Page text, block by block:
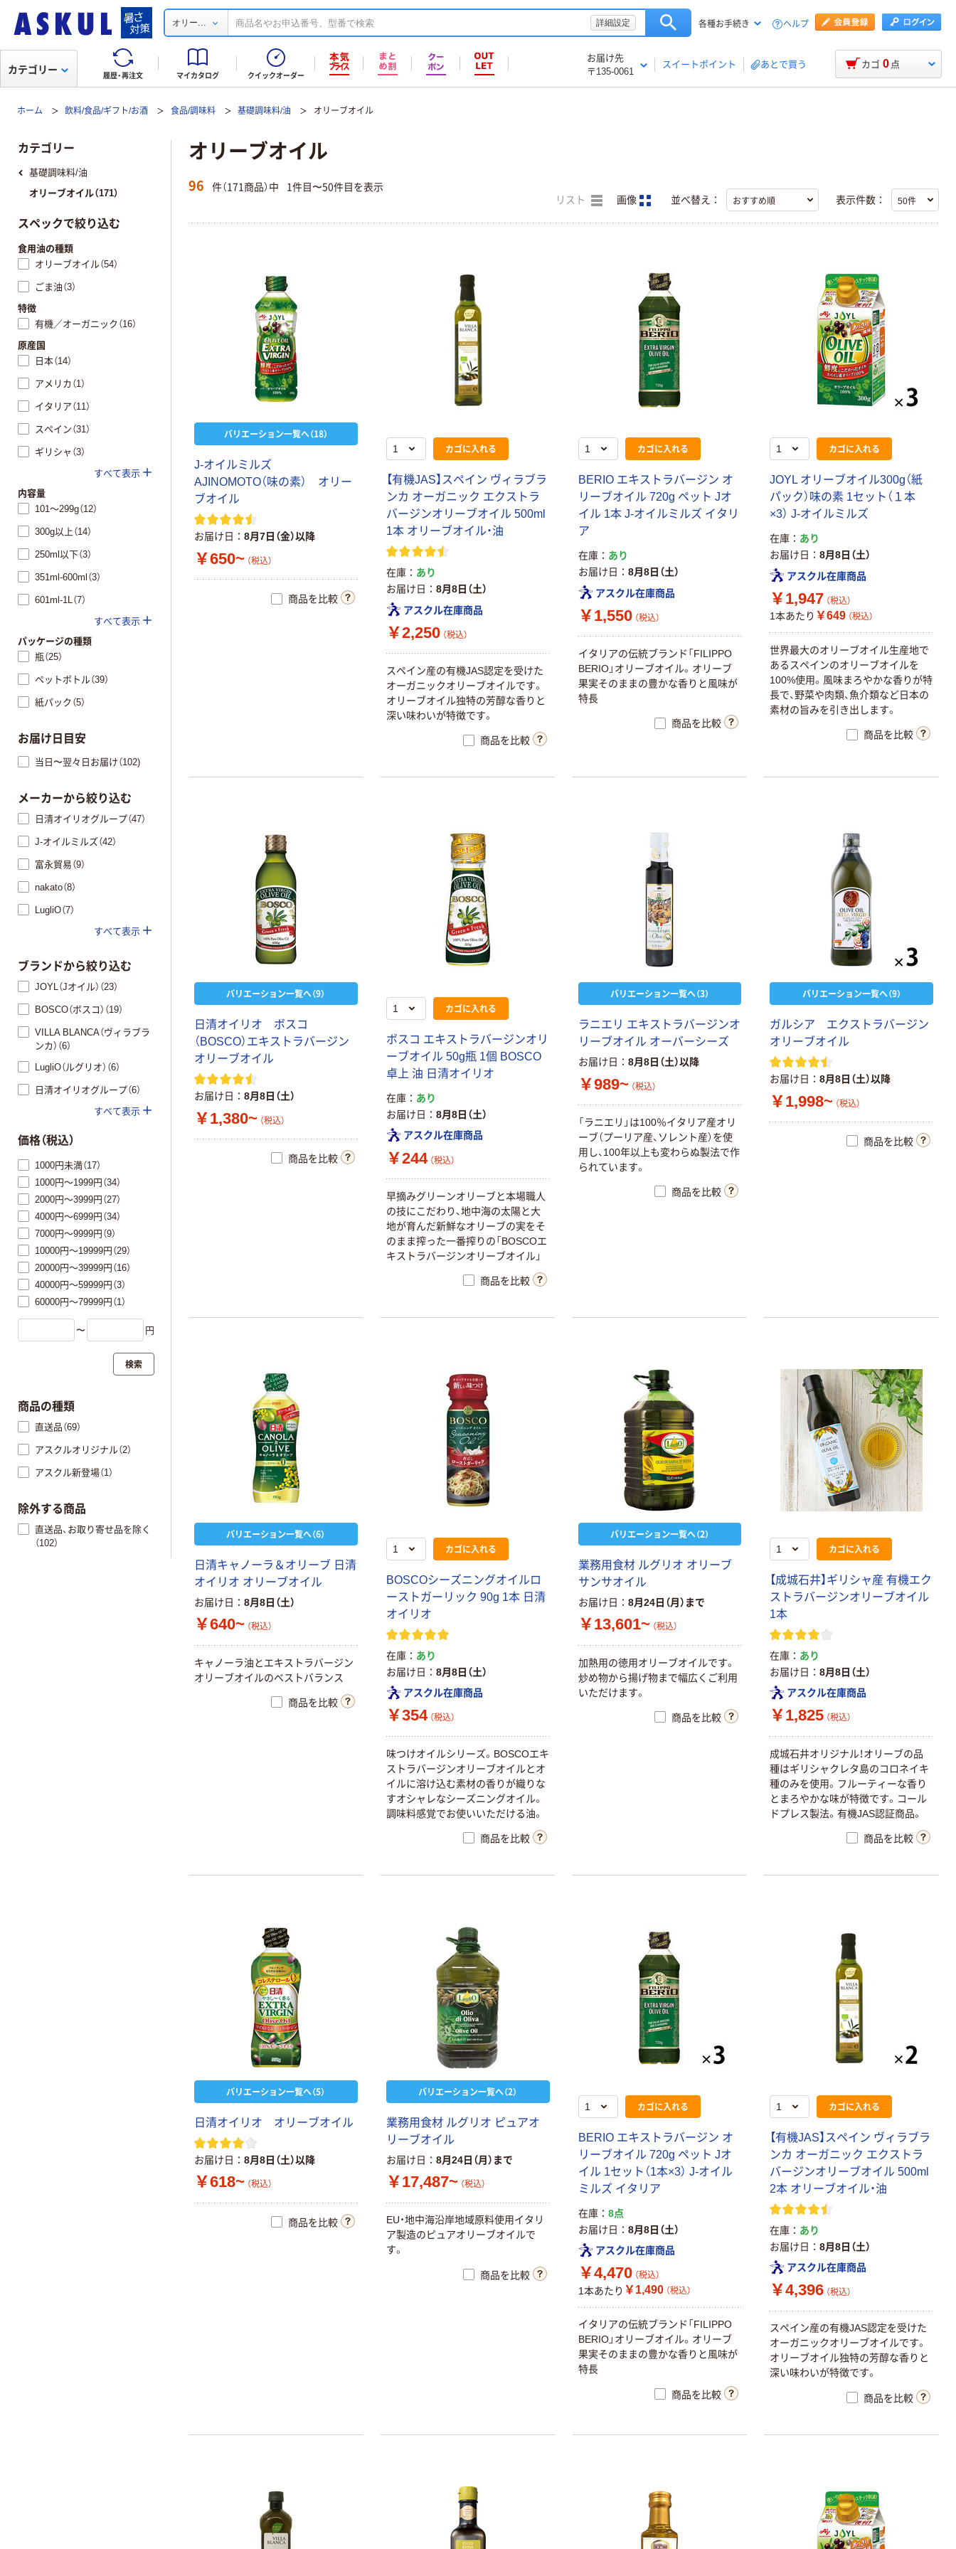
オリー... 詳細設定 各種お手続き ヘルプ
履歴・再注文 マイカタログ クイックオーダー
お届け先
〒135-0061
スイートポイント あとで買う
カテゴリー カゴ 0 点
ホーム 飲料/食品/ギフト/お酒 食品/調味料 基礎調味料/油 オリーブオイル
オリーブオイル
96 件（171商品）中 1件目〜50件目を表示
リスト 画像 並べ替え： 表示件数：
バリエーション一覧へ（18）
J-オイルミルズ
AJINOMOTO（味の素） オリー
ブオイル
お届け日 8月7日（金）以降
￥650~ （税込）
商品を比較
カゴに入れる
【有機JAS】スペイン ヴィラブラ
ンカ オーガニック エクストラ
バージンオリーブオイル 500ml
1本 オリーブオイル・油
在庫
あり
お届け日
8月8日（土）
アスクル在庫商品
￥2,250 （税込）
スペイン産の有機JAS認定を受けた
オーガニックオリーブオイルです。
オリーブオイル独特の芳醇な香りと
深い味わいが特徴です。
商品を比較
カゴに入れる
BERIO エキストラバージン オ
リーブオイル 720g ペット Jオ
イル 1本 J-オイルミルズ イタリ
ア
在庫
あり
お届け日
8月8日（土）
アスクル在庫商品
￥1,550 （税込）
イタリアの伝統ブランド「FILIPPO
BERIO」オリーブオイル。オリーブ
果実そのままの豊かな香りと風味が
特長
商品を比較
カゴに入れる
JOYL オリーブオイル300g（紙
パック）味の素 1セット（１本
×3） J-オイルミルズ
在庫
あり
お届け日
8月8日（土）
アスクル在庫商品
￥1,947 （税込）
1本あたり ￥649 （税込）
世界最大のオリーブオイル生産地で
あるスペインのオリーブオイルを
100%使用。風味まろやかな香りが特
長で、野菜や肉類、魚介類など日本の
素材の旨みを引き出します。
商品を比較
バリエーション一覧へ（9）
日清オイリオ ボスコ
（BOSCO）エキストラバージン
オリーブオイル
お届け日 8月8日（土）
￥1,380~ （税込）
商品を比較
カゴに入れる
ボスコ エキストラバージンオリ
ーブオイル 50g瓶 1個 BOSCO
卓上 油 日清オイリオ
在庫
あり
お届け日
8月8日（土）
アスクル在庫商品
￥244 （税込）
早摘みグリーンオリーブと本場職人
の技にこだわり、地中海の太陽と大
地が育んだ新鮮なオリーブの実をそ
のまま搾った一番搾りの「BOSCOエ
キストラバージンオリーブオイル」
商品を比較
バリエーション一覧へ（3）
ラニエリ エキストラバージンオ
リーブオイル オーバーシーズ
お届け日 8月8日（土）以降
￥989~ （税込）
「ラニエリ」は100％イタリア産オリ
ーブ（プーリア産、ソレント産）を使
用し、100年以上も変わらぬ製法で作
られています。
商品を比較
バリエーション一覧へ（9）
ガルシア エクストラバージン
オリーブオイル
お届け日 8月8日（土）以降
￥1,998~ （税込）
商品を比較
バリエーション一覧へ（6）
日清キャノーラ＆オリーブ 日清
オイリオ オリーブオイル
お届け日 8月8日（土）
￥640~ （税込）
キャノーラ油とエキストラバージン
オリーブオイルのベストバランス
商品を比較
カゴに入れる
BOSCOシーズニングオイルロ
ーストガーリック 90g 1本 日清
オイリオ
在庫
あり
お届け日
8月8日（土）
アスクル在庫商品
￥354 （税込）
味つけオイルシリーズ。BOSCOエキ
ストラバージンオリーブオイルとオ
イルに溶け込む素材の香りが織りな
すオシャレなシーズニングオイル。
調味料感覚でお使いいただける油。
商品を比較
バリエーション一覧へ（2）
業務用食材 ルグリオ オリーブ
サンサオイル
お届け日 8月24日（月）まで
￥13,601~ （税込）
加熱用の徳用オリーブオイルです。
炒め物から揚げ物まで幅広くご利用
いただけます。
商品を比較
カゴに入れる
【成城石井】ギリシャ産 有機エク
ストラバージンオリーブオイル
1本
在庫
あり
お届け日
8月8日（土）
アスクル在庫商品
￥1,825 （税込）
成城石井オリジナル！オリーブの品
種はギリシャクレタ島のコロネイキ
種のみを使用。フルーティーな香り
とまろやかな味が特徴です。コール
ドプレス製法。有機JAS認証商品。
商品を比較
バリエーション一覧へ（5）
日清オイリオ オリーブオイル
お届け日 8月8日（土）以降
￥618~ （税込）
商品を比較
バリエーション一覧へ（2）
業務用食材 ルグリオ ピュアオ
リーブオイル
お届け日 8月24日（月）まで
￥17,487~ （税込）
EU・地中海沿岸地域原料使用イタリ
ア製造のピュアオリーブオイルで
す。
商品を比較
カゴに入れる
BERIO エキストラバージン オ
リーブオイル 720g ペット Jオ
イル 1セット（1本×3） J-オイル
ミルズ イタリア
在庫
8点
お届け日
8月8日（土）
アスクル在庫商品
￥4,470 （税込）
1本あたり ￥1,490 （税込）
イタリアの伝統ブランド「FILIPPO
BERIO」オリーブオイル。オリーブ
果実そのままの豊かな香りと風味が
特長
商品を比較
カゴに入れる
【有機JAS】スペイン ヴィラブラ
ンカ オーガニック エクストラ
バージンオリーブオイル 500ml
2本 オリーブオイル・油
在庫
あり
お届け日
8月8日（土）
アスクル在庫商品
￥4,396 （税込）
スペイン産の有機JAS認定を受けた
オーガニックオリーブオイルです。
オリーブオイル独特の芳醇な香りと
深い味わいが特徴です。
商品を比較
カテゴリー
基礎調味料/油
オリーブオイル（171）
スペックで絞り込む
食用油の種類
オリーブオイル（54）
ごま油（3）
特徴
有機／オーガニック（16）
原産国
日本（14）
アメリカ（1）
イタリア（11）
スペイン（31）
ギリシャ（3）
すべて表示
内容量
101～299g（12）
300g以上（14）
250ml以下（3）
351ml-600ml（3）
601ml-1L（7）
すべて表示
パッケージの種類
瓶（25）
ペットボトル（39）
紙パック（5）
お届け日目安
当日〜翌々日お届け（102)
メーカーから絞り込む
日清オイリオグループ（47）
J-オイルミルズ（42）
富永貿易（9）
nakato（8）
LugliO（7）
すべて表示
ブランドから絞り込む
JOYL（Jオイル）（23）
BOSCO（ボスコ）（19）
VILLA BLANCA（ヴィラブラ
ンカ）（6）
LugliO（ルグリオ）（6）
日清オイリオグループ（6）
すべて表示
価格（税込）
1000円未満（17）
1000円～1999円（34）
2000円～3999円（27）
4000円～6999円（34）
7000円～9999円（9）
10000円～19999円（29）
20000円～39999円（16）
40000円～59999円（3）
60000円～79999円（1）
〜 円
検索
商品の種類
直送品（69）
アスクルオリジナル（2）
アスクル新登場（1）
除外する商品
直送品、お取り寄せ品を除く
（102）